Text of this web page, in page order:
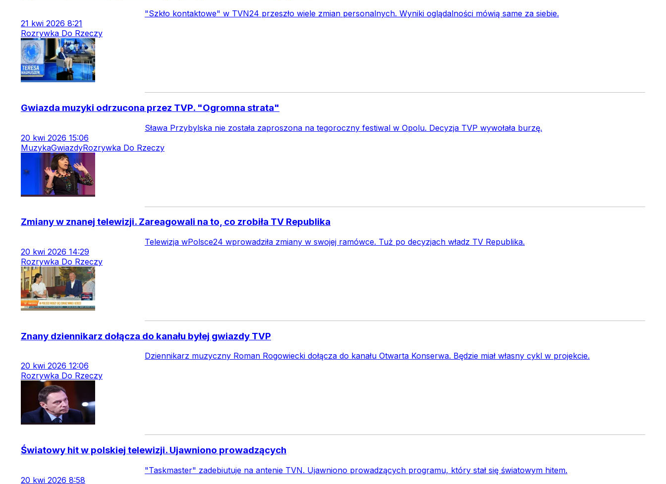
"Szkło kontaktowe" w TVN24 przeszło wiele zmian personalnych. Wyniki oglądalności mówią same za siebie.
21 kwi 2026 8:21
Rozrywka Do Rzeczy
Gwiazda muzyki odrzucona przez TVP. "Ogromna strata"
Sława Przybylska nie została zaproszona na tegoroczny festiwal w Opolu. Decyzja TVP wywołała burzę.
20 kwi 2026 15:06
MuzykaGwiazdyRozrywka Do Rzeczy
Zmiany w znanej telewizji. Zareagowali na to, co zrobiła TV Republika
Telewizja wPolsce24 wprowadziła zmiany w swojej ramówce. Tuż po decyzjach władz TV Republika.
20 kwi 2026 14:29
Rozrywka Do Rzeczy
Znany dziennikarz dołącza do kanału byłej gwiazdy TVP
Dziennikarz muzyczny Roman Rogowiecki dołącza do kanału Otwarta Konserwa. Będzie miał własny cykl w projekcie.
20 kwi 2026 12:06
Rozrywka Do Rzeczy
Światowy hit w polskiej telewizji. Ujawniono prowadzących
"Taskmaster" zadebiutuje na antenie TVN. Ujawniono prowadzących programu, który stał się światowym hitem.
20 kwi 2026 8:58